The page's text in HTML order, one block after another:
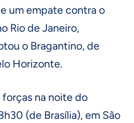
um empate contra o
Rio de Janeiro,
o Bragantino, de
Horizonte.
na noite do
(de Brasília), em São